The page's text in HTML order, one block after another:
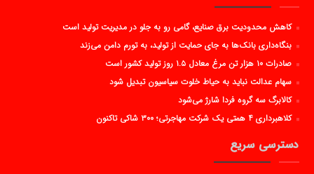
کاهش محدودیت برق صنایع، گامی رو به جلو در مدیریت تولید است
بنگاه‌داری بانک‌ها به جای حمایت از تولید، به تورم دامن می‌زند
صادرات ۱۰ هزار تن مرغ معادل ۱.۵ روز تولید کشور است
سهام عدالت نباید به حیاط خلوت سیاسیون تبدیل شود
کالابرگ سه گروه فردا شارژ می‌شود
کلاهبرداری ۴ همتی یک شرکت مهاجرتی؛ ۳۰۰ شاکی تاکنون
دسترسی سریع